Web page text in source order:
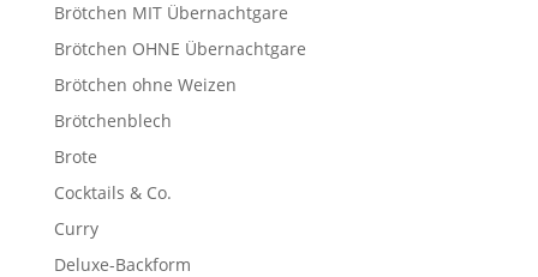
Brötchen MIT Übernachtgare
Brötchen OHNE Übernachtgare
Brötchen ohne Weizen
Brötchenblech
Brote
Cocktails & Co.
Curry
Deluxe-Backform